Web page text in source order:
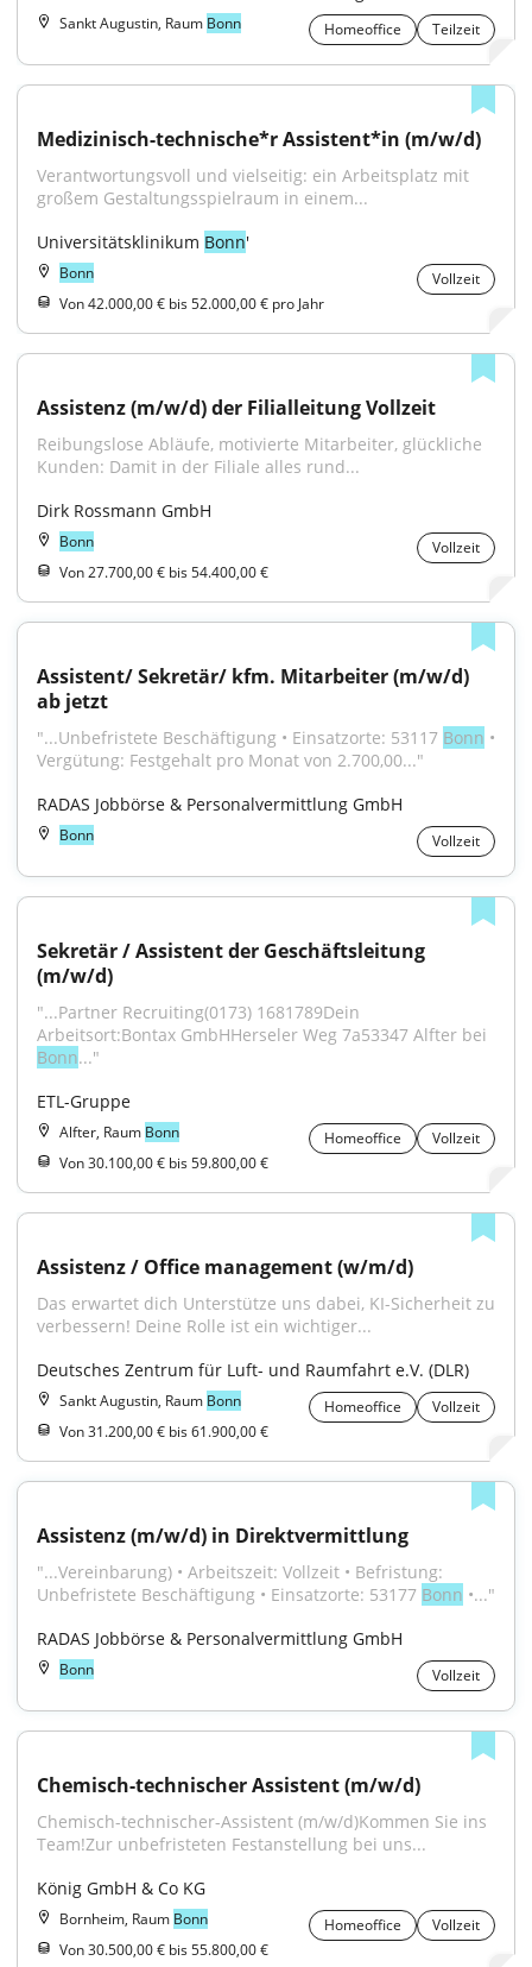
Sankt Augustin, Raum Bonn Homeoffice Teilzeit
Medizinisch-technische*r Assistent*in (m/w/d)
Verantwortungsvoll und vielseitig: ein Arbeitsplatz mit
großem Gestaltungsspielraum in einem...
Universitätsklinikum Bonn'
Bonn
Vollzeit
Von 42.000,00 € bis 52.000,00 € pro Jahr
Assistenz (m/w/d) der Filialleitung Vollzeit
Reibungslose Abläufe, motivierte Mitarbeiter, glückliche
Kunden: Damit in der Filiale alles rund...
Dirk Rossmann GmbH
Bonn
Vollzeit
Von 27.700,00 € bis 54.400,00 €
Assistent/ Sekretär/ kfm. Mitarbeiter (m/w/d)
ab jetzt
"...Unbefristete Beschäftigung • Einsatzorte: 53117 Bonn •
Vergütung: Festgehalt pro Monat von 2.700,00..."
RADAS Jobbörse & Personalvermittlung GmbH
Bonn Vollzeit
Sekretär / Assistent der Geschäftsleitung
(m/w/d)
"...Partner Recruiting(0173) 1681789Dein
Bonn..."
ETL-Gruppe
Alfter, Raum Bonn Homeoffice
Vollzeit
Von 30.100,00 € bis 59.800,00 €
Assistenz / Office management (w/m/d)
Das erwartet dich Unterstütze uns dabei, KI-Sicherheit zu
verbessern! Deine Rolle ist ein wichtiger...
Deutsches Zentrum für Luft- und Raumfahrt e.V. (DLR)
Sankt Augustin, Raum Bonn Homeoffice
Vollzeit
Von 31.200,00 € bis 61.900,00 €
Assistenz (m/w/d) in Direktvermittlung
"...Vereinbarung) • Arbeitszeit: Vollzeit • Befristung:
Unbefristete Beschäftigung • Einsatzorte: 53177 Bonn •..."
RADAS Jobbörse & Personalvermittlung GmbH
Bonn Vollzeit
Chemisch-technischer Assistent (m/w/d)
Chemisch-technischer-Assistent (m/w/d)Kommen Sie ins
Team!Zur unbefristeten Festanstellung bei uns...
König GmbH & Co KG
Bornheim, Raum Bonn Homeoffice
Vollzeit
Von 30.500,00 € bis 55.800,00 €